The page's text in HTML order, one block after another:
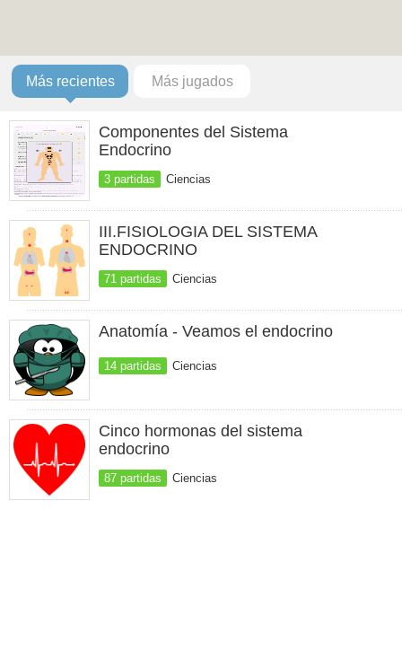
Más recientes Más jugados
Componentes del Sistema
Endocrino
3 partidas Ciencias
III.FISIOLOGIA DEL SISTEMA
ENDOCRINO
71 partidas Ciencias
Anatomía - Veamos el endocrino
14 partidas Ciencias
Cinco hormonas del sistema
endocrino
87 partidas Ciencias